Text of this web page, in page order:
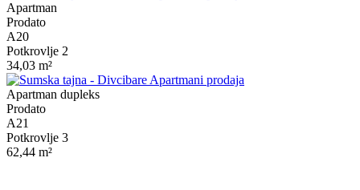
Apartman
Prodato
A20
Potkrovlje 2
34,03 m²
Apartman dupleks
Prodato
A21
Potkrovlje 3
62,44 m²